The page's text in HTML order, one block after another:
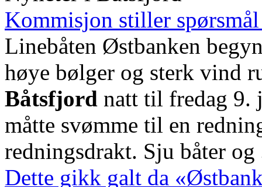
Kommisjon stiller
Linebåten Østbanken
høye bølger og sterk vind
Båtsfjord natt til fredag 9.
måtte svømme til en
redningsdrakt. Sju båter og
Dette gikk galt da